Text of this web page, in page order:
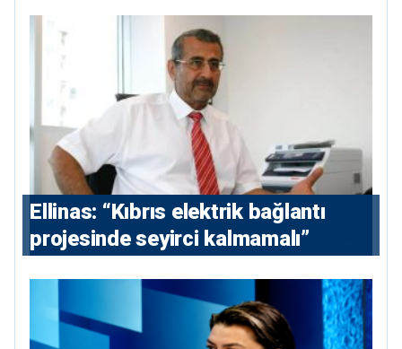
Ellinas: “Kıbrıs elektrik bağlantı
projesinde seyirci kalmamalı”